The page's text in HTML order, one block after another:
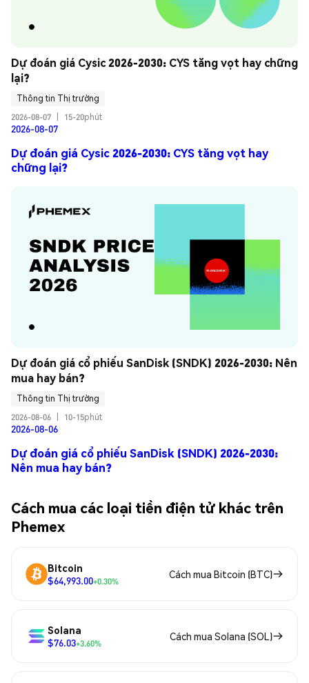
Dự đoán giá Cysic 2026-2030: CYS tăng vọt hay chững
lại?
Thông tin Thị trường
2026-08-07
15-20phút
2026-08-07
Dự đoán giá Cysic 2026-2030: CYS tăng vọt hay
chững lại?
Dự đoán giá cổ phiếu SanDisk (SNDK) 2026-2030: Nên
mua hay bán?
Thông tin Thị trường
2026-08-06
10-15phút
2026-08-06
Dự đoán giá cổ phiếu SanDisk (SNDK) 2026-2030:
Nên mua hay bán?
Cách mua các loại tiền điện tử khác trên
Phemex
Bitcoin
$64,993.00+0.30%
Cách mua Bitcoin (BTC)
Solana
$76.03+3.60%
Cách mua Solana (SOL)